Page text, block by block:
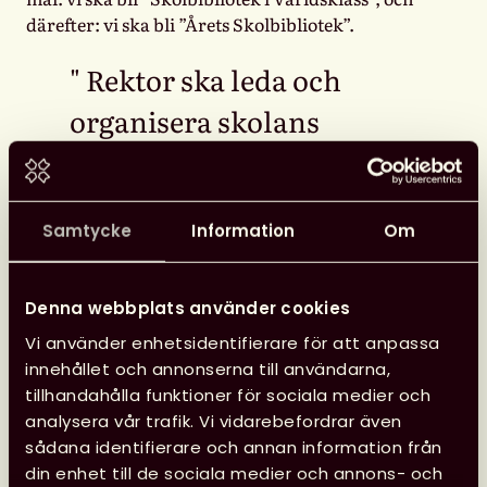
Samtycke Information Om
Denna webbplats använder cookies
Vi använder enhetsidentifierare för att anpassa
innehållet och annonserna till användarna,
tillhandahålla funktioner för sociala medier och
analysera vår trafik. Vi vidarebefordrar även
sådana identifierare och annan information från
din enhet till de sociala medier och annons- och
därefter: vi ska bli ”Årets Skolbibliotek”.
Rektor ska leda och
organisera skolans
bland annat att se till att
det finns andra som har
Alla behöver inte ha sådana mål, även om det är
roligt med utmärkelser! Som skolbibliotekarie ska
du hur som helst inte vänta på att rektor ska börja
utveckla skolbiblioteket. Titta i stället på ditt eget
skolbibliotek och tänk efter vad som behöver
utvecklas för eleverna på just din arbetsplats?